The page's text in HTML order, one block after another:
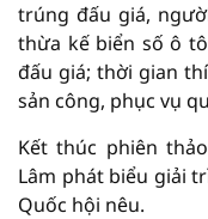
trúng đấu giá,
thừa kế biển số ô
đấu giá; thời gian
sản công, phục vụ
Kết thúc phiên
Lâm phát biểu giải
Quốc hội nêu.